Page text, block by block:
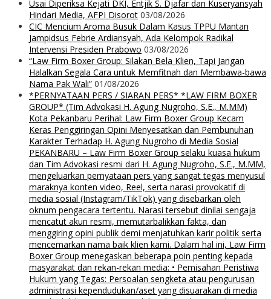
Usai Diperiksa Kejati DKI, Entjik S. Djafar dan Kuseryansyah
Hindari Media, AFPI Disorot 03/08/2026
CIC Mencium Aroma Busuk Dalam Kasus TPPU Mantan
Jampidsus Febrie Ardiansyah, Ada Kelompok Radikal
Intervensi Presiden Prabowo 03/08/2026
“Law Firm Boxer Group: Silakan Bela Klien, Tapi Jangan
Halalkan Segala Cara untuk Memfitnah dan Membawa-bawa
Nama Pak Wali” 01/08/2026
*PERNYATAAN PERS / SIARAN PERS* *LAW FIRM BOXER
GROUP* (Tim Advokasi H. Agung Nugroho, S.E., M.MM)
Kota Pekanbaru Perihal: Law Firm Boxer Group Kecam
Keras Penggiringan Opini Menyesatkan dan Pembunuhan
Karakter Terhadap H. Agung Nugroho di Media Sosial
PEKANBARU – Law Firm Boxer Group selaku kuasa hukum
dan Tim Advokasi resmi dari H. Agung Nugroho, S.E., M.MM,
mengeluarkan pernyataan pers yang sangat tegas menyusul
maraknya konten video, Reel, serta narasi provokatif di
media sosial (Instagram/TikTok) yang disebarkan oleh
oknum pengacara tertentu. Narasi tersebut dinilai sengaja
mencatut akun resmi, memutarbalikkan fakta, dan
menggiring opini publik demi menjatuhkan karir politik serta
mencemarkan nama baik klien kami. Dalam hal ini, Law Firm
Boxer Group menegaskan beberapa poin penting kepada
masyarakat dan rekan-rekan media: • Pemisahan Peristiwa
Hukum yang Tegas: Persoalan sengketa atau pengurusan
administrasi kependudukan/aset yang disuarakan di media